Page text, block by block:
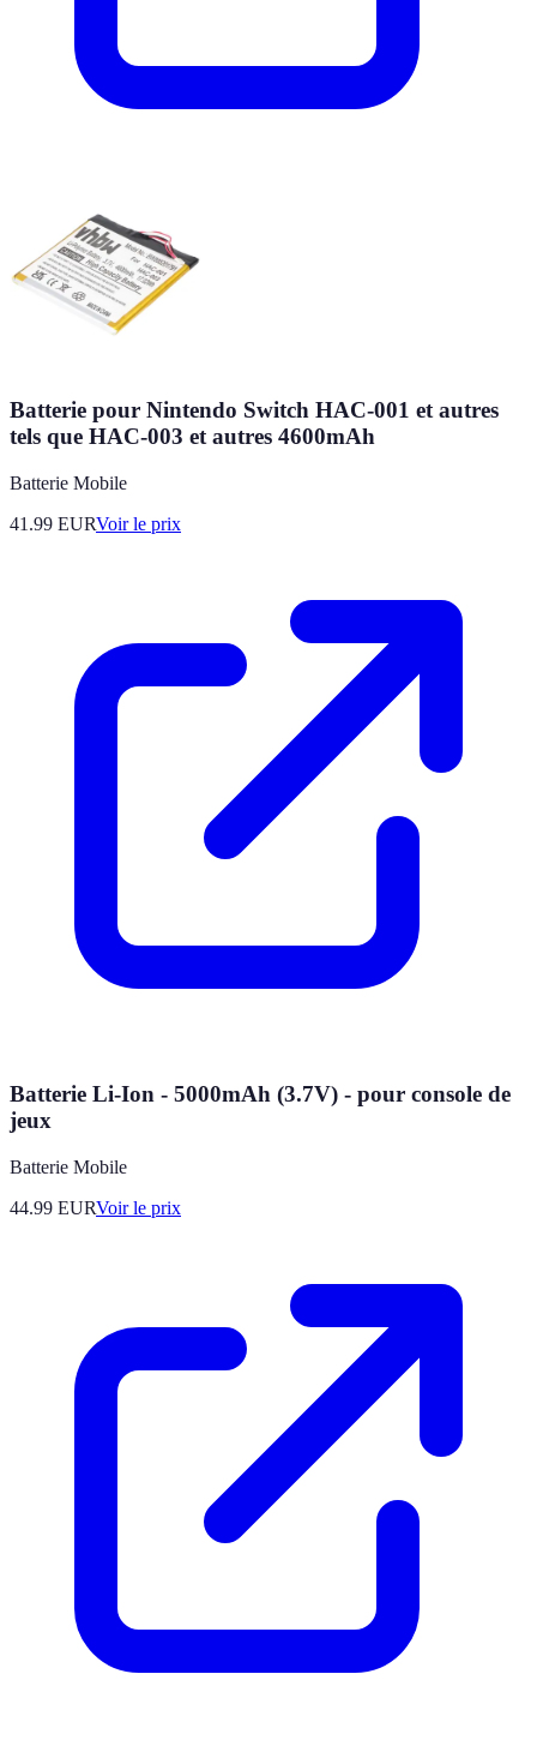
Batterie pour Nintendo Switch HAC-001 et autres
tels que HAC-003 et autres 4600mAh
Batterie Mobile
41.99 EURVoir le prix
Batterie Li-Ion - 5000mAh (3.7V) - pour console de
jeux
Batterie Mobile
44.99 EURVoir le prix